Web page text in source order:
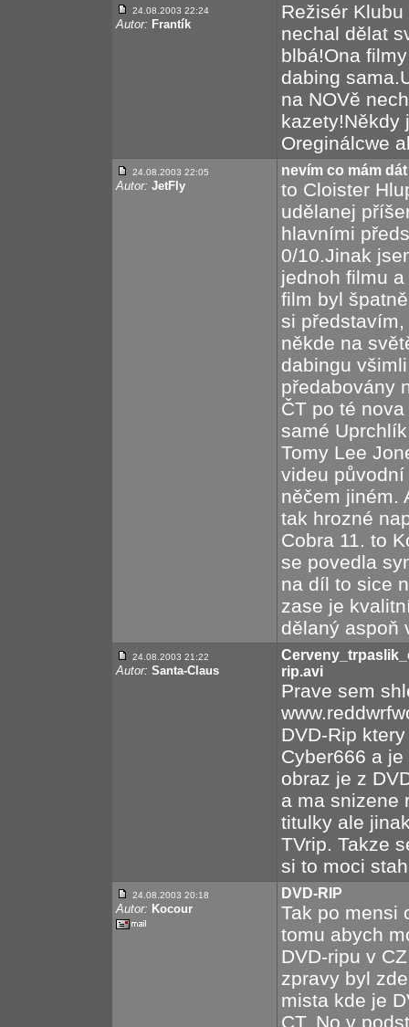
24.08.2003 22:24
Autor: Frantík
Režisér
nechal dělat
blbá!Ona
dabing
na NOVě
kazety!Někdy
Oreginálcwe
24.08.2003 22:05
Autor: JetFly
nevím co mám
to Cloister
udělanej
hlavními
0/10.Jinak
jednoh filmu
film byl
si
někde na
dabingu
předabovány
ČT po té
samé
Tomy Lee
videu
něčem jiném.
tak hrozné
Cobra 11. to
se povedla
na díl to sice
zase je
dělaný aspoň
24.08.2003 21:22
Autor: Santa-Claus
rip.avi
Prave sem
DVD-Rip
Cyber666 a
obraz je z
a ma snizene
titulky ale
TVrip. Takze
si to moci
24.08.2003 20:18
Autor: Kocour
DVD-RIP
Tak po mensi
tomu abych
DVD-ripu v
zpravy byl
mista kde je
CT. No v